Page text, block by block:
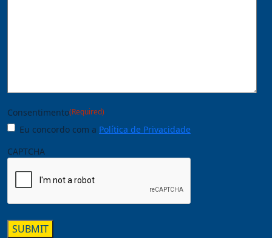
Consentimento(Required)
Eu concordo com a Política de Privacidade
CAPTCHA